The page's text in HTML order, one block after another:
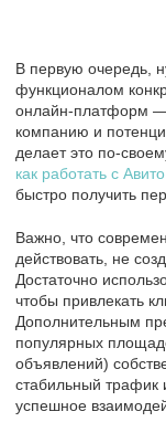
В первую очередь,
функционалом
онлайн-платформ —
компанию и
делает это по-
как работать с
быстро получить
Важно, что
действовать, не
Достаточно
чтобы привлекать
Дополнительным
популярных
объявлений)
стабильный трафик
успешное